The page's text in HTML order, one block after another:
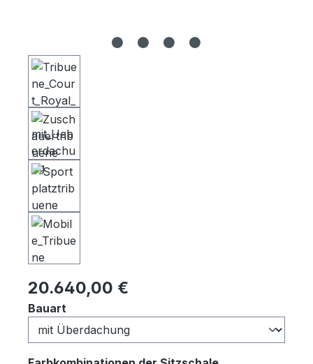
Regulärer Preis:
20.640,00 €
Bauart